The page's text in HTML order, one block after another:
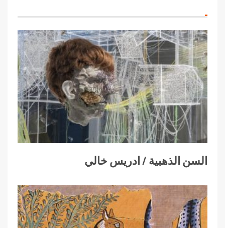
السن الذهبية / ادريس خالي